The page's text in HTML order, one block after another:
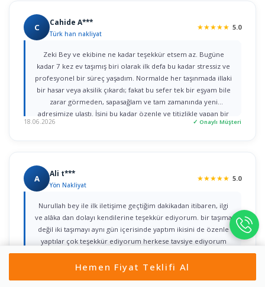
C Cahide A***
Türk han nakliyat
★★★★★ 5.0
Zeki Bey ve ekibine ne kadar teşekkür etsem az. Bugüne
kadar 7 kez ev taşımış biri olarak ilk defa bu kadar stressiz ve
profesyonel bir süreç yaşadım. Normalde her taşınmada illaki
bir hasar veya aksilik çıkardı; fakat bu sefer tek bir eşyam bile
zarar görmeden, sapasağlam ve tam zamanında yeni
adresimize ulaştı. İşini bu kadar özenle ve titizlikle yapan bir
firmaya rastlamak gerçekten büyük şans. Herkese gönül
18.06.2026 ✓ Onaylı Müşteri
A Ali t***
Yön Nakliyat
★★★★★ 5.0
Nurullah bey ile ilk iletişime geçtiğim dakikadan itibaren, ilgi
ve alâka dan dolayı kendilerine teşekkür ediyorum. bir taşıma
değil iki taşımayı aynı gün içerisinde yaptım ikisini de özenle
yaptılar çok teşekkür ediyorum herkese tavsiye ediyorum
Gönül rahatlığıyla
Hemen Fiyat Teklifi Al